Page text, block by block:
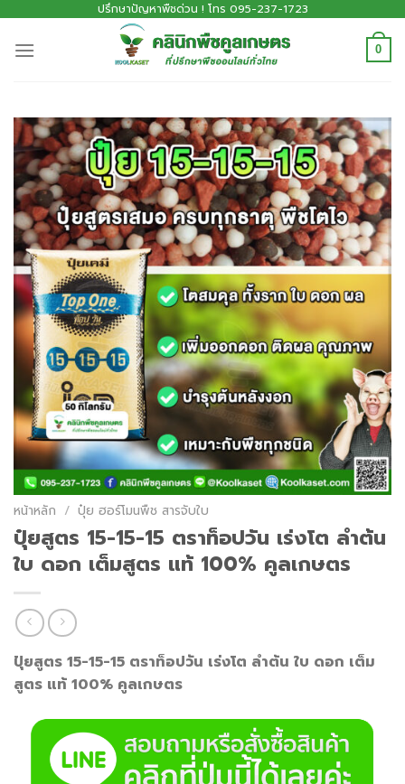
ปรึกษาปัญหาพืชด่วน ! โทร 095-237-1723
0
หน้าหลัก / ปุ๋ย ฮอร์โมนพืช สารจับใบ
ปุ๋ยสูตร 15-15-15 ตราท็อปวัน เร่งโต ลำต้น
ใบ ดอก เต็มสูตร แท้ 100% คูลเกษตร
ปุ๋ยสูตร 15-15-15 ตราท็อปวัน เร่งโต ลำต้น ใบ ดอก เต็ม
สูตร แท้ 100% คูลเกษตร